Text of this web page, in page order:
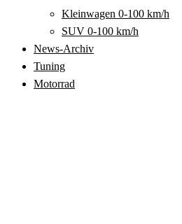
Kleinwagen 0-100 km/h
SUV 0-100 km/h
News-Archiv
Tuning
Motorrad